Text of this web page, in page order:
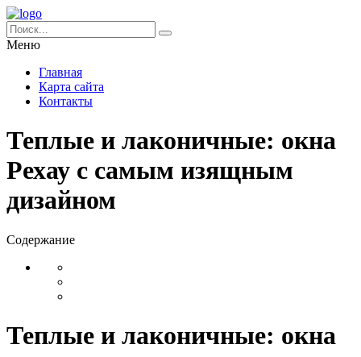
Меню
Главная
Карта сайта
Контакты
Теплые и лаконичные: окна
Рехау с самым изящным
дизайном
Содержание
Теплые и лаконичные: окна